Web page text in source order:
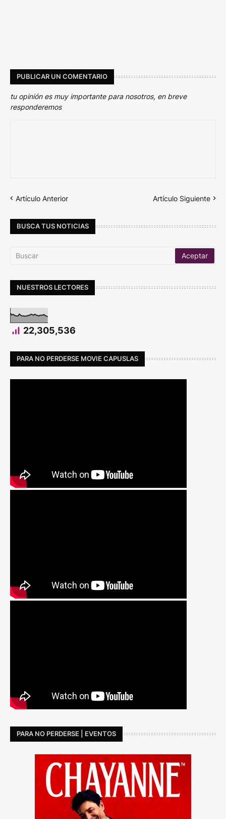
PUBLICAR UN COMENTARIO
tu opinión es muy importante para nosotros, en breve
responderemos
Artículo Anterior Artículo Siguiente
BUSCA TUS NOTICIAS
NUESTROS LECTORES
22,305,536
PARA NO PERDERSE MOVIE CAPUSLAS
PARA NO PERDERSE | EVENTOS